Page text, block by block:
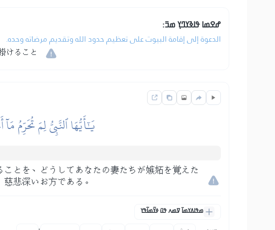
ߝߐߘߊ ߟߊߢߌߣߌ߲ ߘߏ߫:
الدعوة إلى إقامة البيوت على تعظيم حدود الله وتقديم مرضاته وحده.
けること
يَٰٓأَيُّهَا ٱلنَّبِيُّ لِمَ تُحَرِّمُ
とを、どうしてあなたの妻たちが嫉妬を覚えた
悲深いお方である。
ߘߟߊߡߌߘߊ߫ ߜߘߍ ߟߎ߫ ߦߌ߬ߘߊ߬ߟߌ